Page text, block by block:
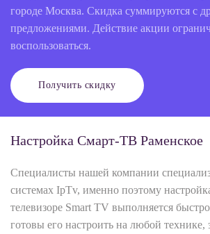
городе Москва. Скидка суммируются с
предложениями. Действие акции
воспользоваться.
Получить скидку
Настройка Смарт-ТВ Раменское
Специалисты нашей компании
системах IpTv, именно поэтому
телевизоре Smart TV выполняется
готовы его настроить на любой технике,